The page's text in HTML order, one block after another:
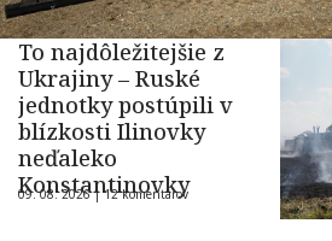
To najdôležitejšie z
Ukrajiny – Ruské
jednotky postúpili v
blízkosti Ilinovky
neďaleko
Konstantinovky
09. 08. 2026 |12 komentárov